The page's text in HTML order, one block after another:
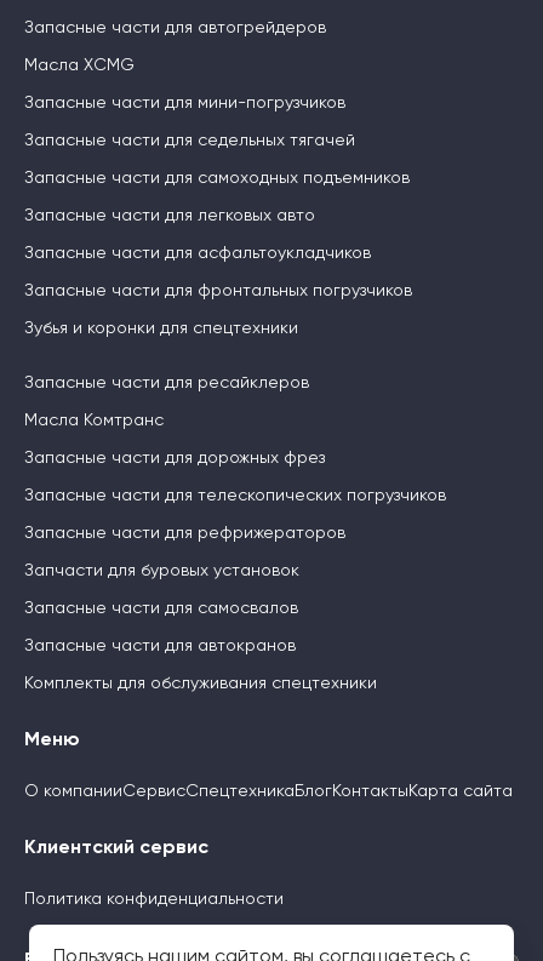
Запасные части для автогрейдеров
Масла XCMG
Запасные части для мини-погрузчиков
Запасные части для седельных тягачей
Запасные части для самоходных подъемников
Запасные части для легковых авто
Запасные части для асфальтоукладчиков
Запасные части для фронтальных погрузчиков
Зубья и коронки для спецтехники
Запасные части для ресайклеров
Масла Комтранс
Запасные части для дорожных фрез
Запасные части для телескопических погрузчиков
Запасные части для рефрижераторов
Запчасти для буровых установок
Запасные части для самосвалов
Запасные части для автокранов
Комплекты для обслуживания спецтехники
Меню
О компанииСервисСпецтехника БлогКонтакты Карта сайта
Клиентский сервис
Политика конфиденциальности